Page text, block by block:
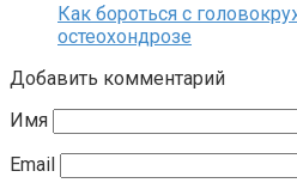
Как бороться с
остеохондрозе
Добавить комментарий
Имя
Email